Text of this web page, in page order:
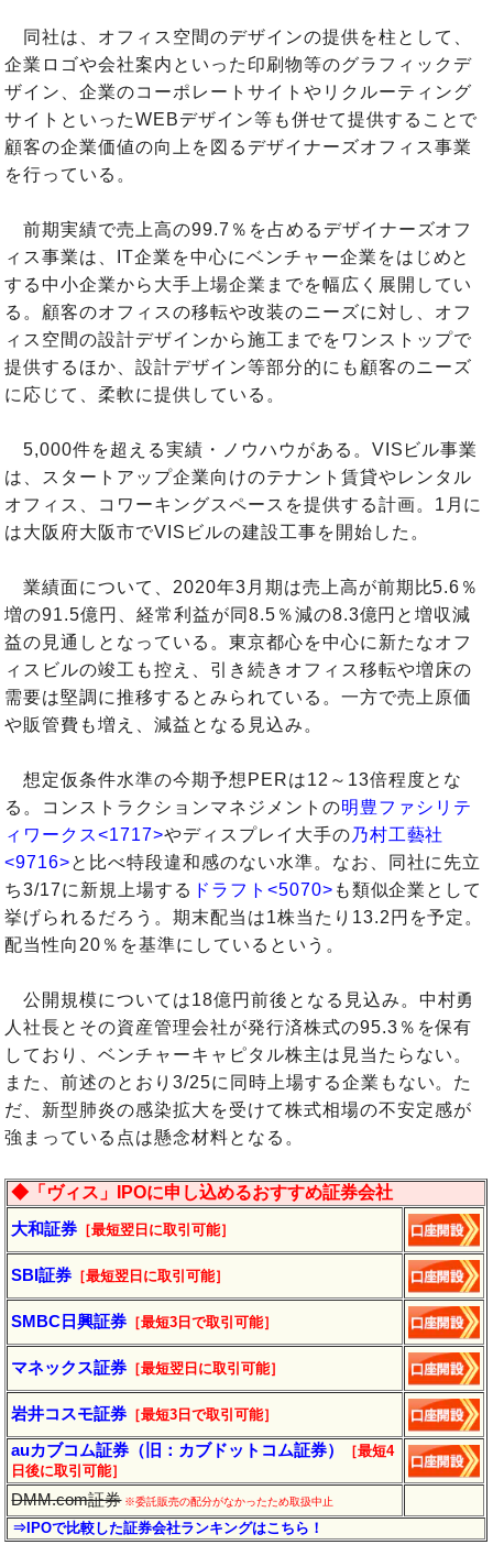
同社は、オフィス空間のデザインの提供を柱として、
企業ロゴや会社案内といった印刷物等のグラフィックデ
ザイン、企業のコーポレートサイトやリクルーティング
サイトといったWEBデザイン等も併せて提供することで
顧客の企業価値の向上を図るデザイナーズオフィス事業
を行っている。
前期実績で売上高の99.7％を占めるデザイナーズオフ
ィス事業は、IT企業を中心にベンチャー企業をはじめと
する中小企業から大手上場企業までを幅広く展開してい
る。顧客のオフィスの移転や改装のニーズに対し、オフ
ィス空間の設計デザインから施工までをワンストップで
提供するほか、設計デザイン等部分的にも顧客のニーズ
に応じて、柔軟に提供している。
5,000件を超える実績・ノウハウがある。VISビル事業
は、スタートアップ企業向けのテナント賃貸やレンタル
オフィス、コワーキングスペースを提供する計画。1月に
は大阪府大阪市でVISビルの建設工事を開始した。
業績面について、2020年3月期は売上高が前期比5.6％
増の91.5億円、経常利益が同8.5％減の8.3億円と増収減
益の見通しとなっている。東京都心を中心に新たなオフ
ィスビルの竣工も控え、引き続きオフィス移転や増床の
需要は堅調に推移するとみられている。一方で売上原価
や販管費も増え、減益となる見込み。
想定仮条件水準の今期予想PERは12～13倍程度とな
る。コンストラクションマネジメントの明豊ファシリテ
ィワークス<1717>やディスプレイ大手の乃村工藝社
<9716>と比べ特段違和感のない水準。なお、同社に先立
ち3/17に新規上場する ドラフト<5070> も類似企業として
挙げられるだろう。期末配当は1株当たり13.2円を予定。
配当性向20％を基準にしているという。
公開規模については18億円前後となる見込み。中村勇
人社長とその資産管理会社が発行済株式の95.3％を保有
しており、ベンチャーキャピタル株主は見当たらない。
また、前述のとおり3/25に同時上場する企業もない。た
だ、新型肺炎の感染拡大を受けて株式相場の不安定感が
強まっている点は懸念材料となる。
◆「ヴィス」IPOに申し込めるおすすめ証券会社
大和証券 ［最短翌日に取引可能］
SBI証券 ［最短翌日に取引可能］
SMBC日興証券 ［最短3日で取引可能］
マネックス証券 ［最短翌日に取引可能］
岩井コスモ証券 ［最短3日で取引可能］
auカブコム証券（旧：カブドットコム証券）
［最短4
日後に取引可能］
DMM.com証券※委託販売の配分がなかったため取扱中止
⇒IPOで比較した証券会社ランキングはこちら！